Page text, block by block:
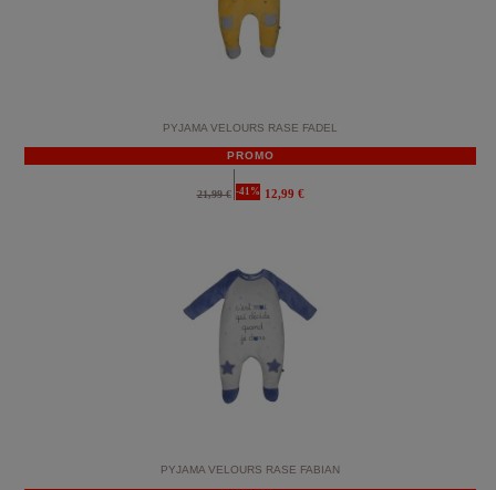
PYJAMA VELOURS RASE FADEL
PROMO
21,99 € -41% 12,99 €
PYJAMA VELOURS RASE FABIAN